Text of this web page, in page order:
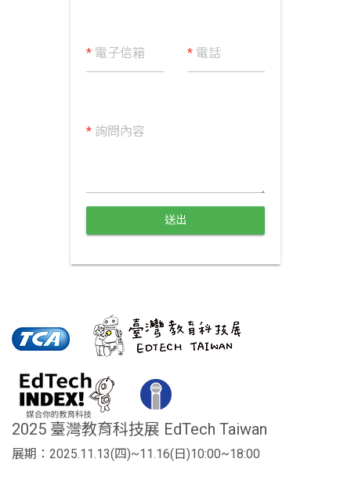
*電子信箱 * 電話
*詢問內容
送出
2025 臺灣教育科技展 EdTech Taiwan
展期：2025.11.13(四)~11.16(日)10:00~18:00